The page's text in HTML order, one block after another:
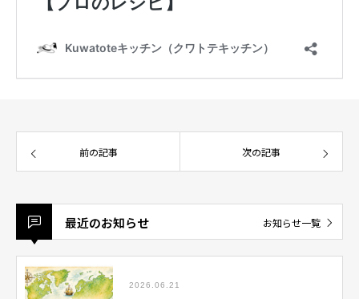
前の記事 次の記事
最近のお知らせ お知らせ一覧
2026.06.21